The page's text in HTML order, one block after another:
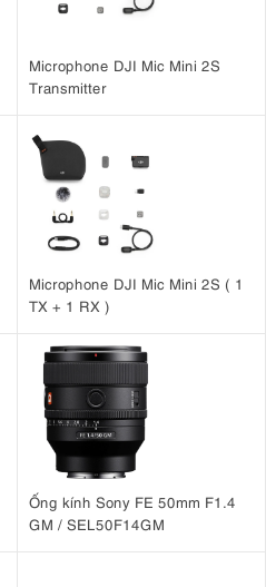
Microphone DJI Mic Mini 2S
Transmitter
Microphone DJI Mic Mini 2S ( 1
TX + 1 RX )
Ống kính Sony FE 50mm F1.4
GM / SEL50F14GM